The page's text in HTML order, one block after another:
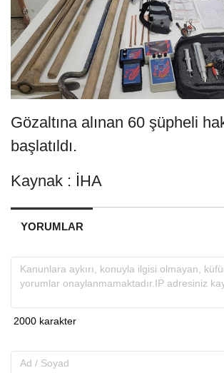
Gözaltına alınan 60 şüpheli
başlatıldı.
Kaynak : İHA
YORUMLAR